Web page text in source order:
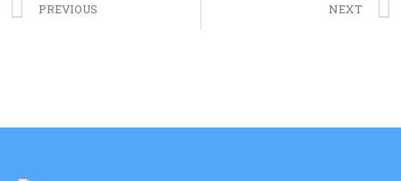
PREVIOUS NEXT